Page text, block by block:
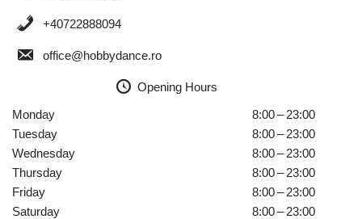
+40722888094
office@hobbydance.ro
Opening Hours
Monday
8:00 – 23:00
Tuesday
8:00 – 23:00
Wednesday
8:00 – 23:00
Thursday
8:00 – 23:00
Friday
8:00 – 23:00
Saturday
8:00 – 23:00